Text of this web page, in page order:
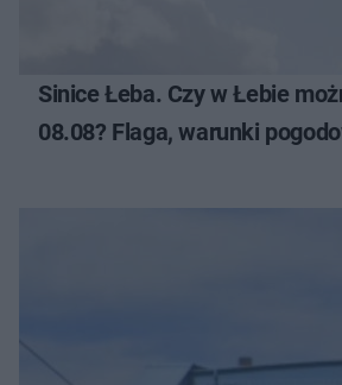
Sinice Łeba. Czy w Łebie
08.08? Flaga, warunki